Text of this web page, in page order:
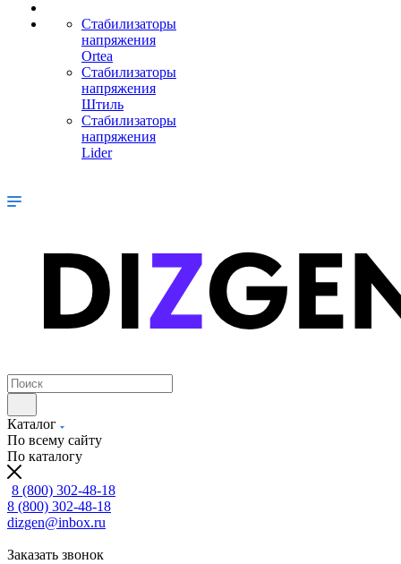
Стабилизаторы
напряжения
Ortea
Стабилизаторы
напряжения
Штиль
Стабилизаторы
напряжения
Lider
Каталог
По всему сайту
По каталогу
8 (800) 302-48-18
8 (800) 302-48-18
dizgen@inbox.ru
Заказать звонок